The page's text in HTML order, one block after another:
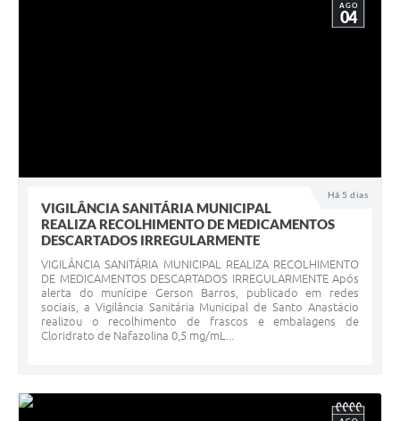
Há 5 dias
AGO
04
VIGILÂNCIA SANITÁRIA MUNICIPAL
REALIZA RECOLHIMENTO DE MEDICAMENTOS
DESCARTADOS IRREGULARMENTE
VIGILÂNCIA SANITÁRIA MUNICIPAL REALIZA RECOLHIMENTO
DE MEDICAMENTOS DESCARTADOS IRREGULARMENTE Após
alerta do munícipe Gerson Barros, publicado em redes
sociais, a Vigilância Sanitária Municipal de Santo Anastácio
realizou o recolhimento de frascos e embalagens de
Cloridrato de Nafazolina 0,5 mg/mL...